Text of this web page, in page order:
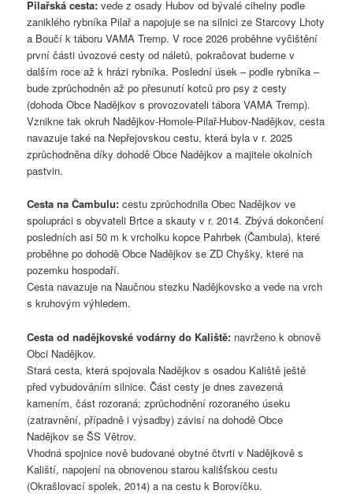
Pilařská cesta:vede z osady Hubov od bývalé cihelny podle
zaniklého rybníka Pilař a napojuje se na silnici ze Starcovy Lhoty
a Boučí k táboru VAMA Tremp. V roce 2026 proběhne vyčištění
první části úvozové cesty od náletů, pokračovat budeme v
dalším roce až k hrázi rybníka. Poslední úsek – podle rybníka –
bude zprůchodněn až po přesunutí kotců pro psy z cesty
(dohoda Obce Nadějkov s provozovateli tábora VAMA Tremp).
Vznikne tak okruh Nadějkov-Homole-Pilař-Hubov-Nadějkov, cesta
navazuje také na Nepřejovskou cestu, která byla v r. 2025
zprůchodněna díky dohodě Obce Nadějkov a majitele okolních
pastvin.
Cesta na Čambulu:cestu zprůchodnila Obec Nadějkov ve
spolupráci s obyvateli Brtce a skauty v r. 2014. Zbývá dokončení
posledních asi 50 m k vrcholku kopce Pahrbek (Čambula), které
proběhne po dohodě Obce Nadějkov se ZD Chyšky, které na
pozemku hospodaří.
Cesta navazuje na Naučnou stezku Nadějkovsko a vede na vrch
s kruhovým výhledem.
Cesta od nadějkovské vodárny do Kaliště: navrženo k obnově
Obci Nadějkov.
Stará cesta, která spojovala Nadějkov s osadou Kaliště ještě
před vybudováním silnice. Část cesty je dnes zavezená
kamením, část rozoraná; zprůchodnění rozoraného úseku
(zatravnění, případně i výsadby) závisí na dohodě Obce
Nadějkov se ŠS Větrov.
Vhodná spojnice nově budované obytné čtvrti v Nadějkově s
Kaliští, napojení na obnovenou starou kališťskou cestu
(Okrašlovací spolek, 2014) a na cestu k Borovíčku.